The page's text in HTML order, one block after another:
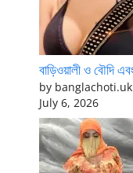
বাড়িওয়ালী ও বৌদি
by banglachoti.uk
July 6, 2026